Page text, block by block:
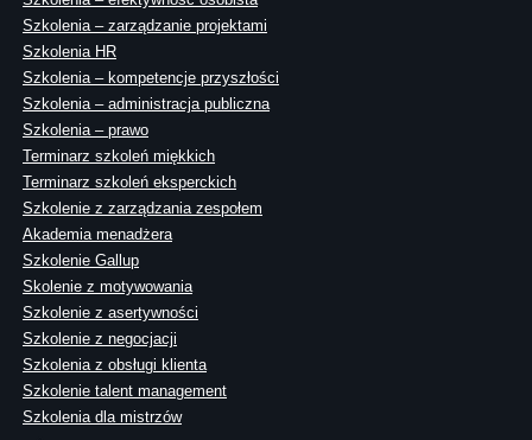
Szkolenia – zarządzanie projektami
Szkolenia HR
Szkolenia – kompetencje przyszłości
Szkolenia – administracja publiczna
Szkolenia – prawo
Terminarz szkoleń miękkich
Terminarz szkoleń eksperckich
Szkolenie z zarządzania zespołem
Akademia menadżera
Szkolenie Gallup
Skolenie z motywowania
Szkolenie z asertywności
Szkolenie z negocjacji
Szkolenia z obsługi klienta
Szkolenie talent management
Szkolenia dla mistrzów